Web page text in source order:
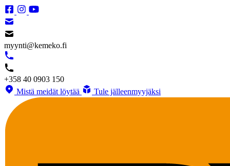
myynti@kemeko.fi
+358 40 0903 150
Mistä meidät löytää
Tule jälleenmyyjäksi